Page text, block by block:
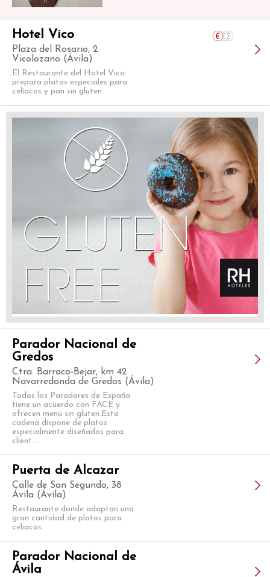
Hotel Vico
Plaza del Rosario, 2
Vicolozano (Ávila)
El Restaurante del Hotel Vico
prepara platos especiales para
celíacos y pan sin gluten.
Parador Nacional de
Gredos
Ctra. Barraco-Bejar, km 42
Navarredonda de Gredos (Ávila)
Todos los Paradores de España
tiene un acuerdo con FACE y
ofrecen menú sin gluten.Esta
cadena dispone de platos
especialmente diseñados para
client...
Puerta de Alcazar
Calle de San Segundo, 38
Ávila (Ávila)
Restaurante donde adaptan una
gran cantidad de platos para
celiacos.
Parador Nacional de
Ávila